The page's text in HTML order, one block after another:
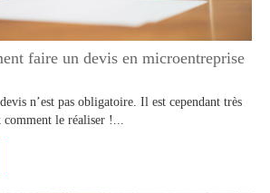
faire un devis en microentreprise
n’est pas obligatoire. Il est cependant très
le réaliser !...